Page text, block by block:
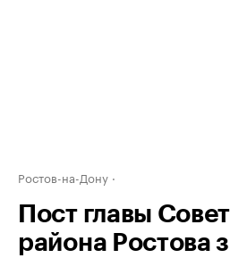
Ростов-на-Дону
Пост главы
района Ростова